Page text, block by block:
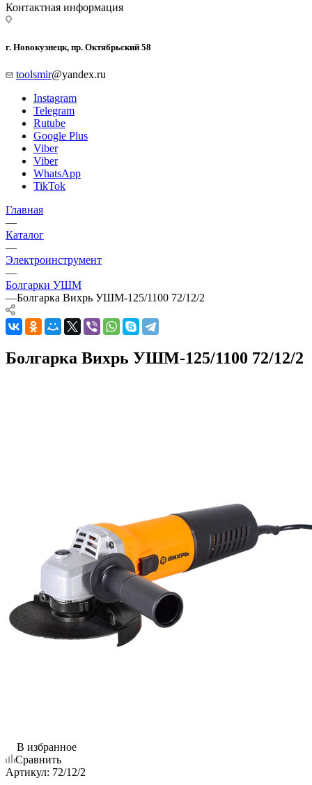
Контактная информация
г. Новокузнецк, пр. Октябрьский 58
toolsmir@yandex.ru
Instagram
Telegram
Rutube
Google Plus
Viber
Viber
WhatsApp
TikTok
Главная
—
Каталог
—
Электроинструмент
—
Болгарки УШМ
—Болгарка Вихрь УШМ-125/1100 72/12/2
Болгарка Вихрь УШМ-125/1100 72/12/2
В избранное
Сравнить
Артикул: 72/12/2